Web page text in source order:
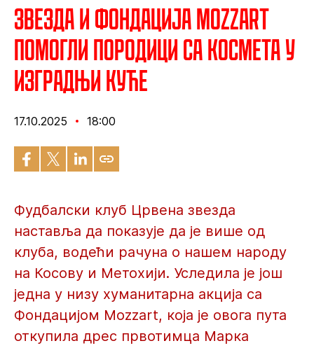
Звезда и Фондација Mozzart
помогли породици са Космета у
изградњи куће
17.10.2025 18:00
Фудбалски клуб Црвена звезда
наставља да показује да је више од
клуба, водећи рачуна о нашем народу
на Косову и Метохији. Уследила је још
једна у низу хуманитарна акција са
Фондацијом Mozzart, која је овога пута
откупила дрес првотимца Марка